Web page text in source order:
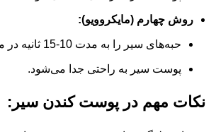
روش چهارم (مایکروویو):
حبه‌های سیر را به مدت 10-15 ثانیه در مایکروویو قرار دهید.
پوست سیر به راحتی جدا می‌شود.
نکات مهم در پوست کندن سیر: